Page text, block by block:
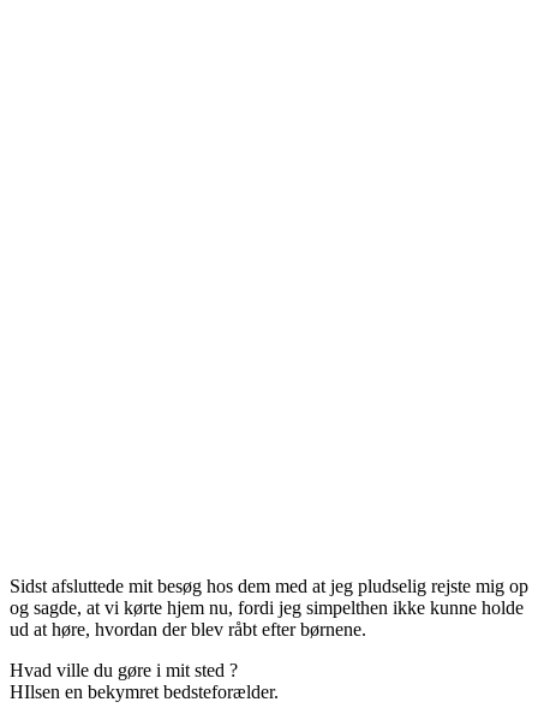
Sidst afsluttede mit besøg hos dem med at jeg pludselig rejste mig op
og sagde, at vi kørte hjem nu, fordi jeg simpelthen ikke kunne holde
ud at høre, hvordan der blev råbt efter børnene.
Hvad ville du gøre i mit sted ?
HIlsen en bekymret bedsteforælder.